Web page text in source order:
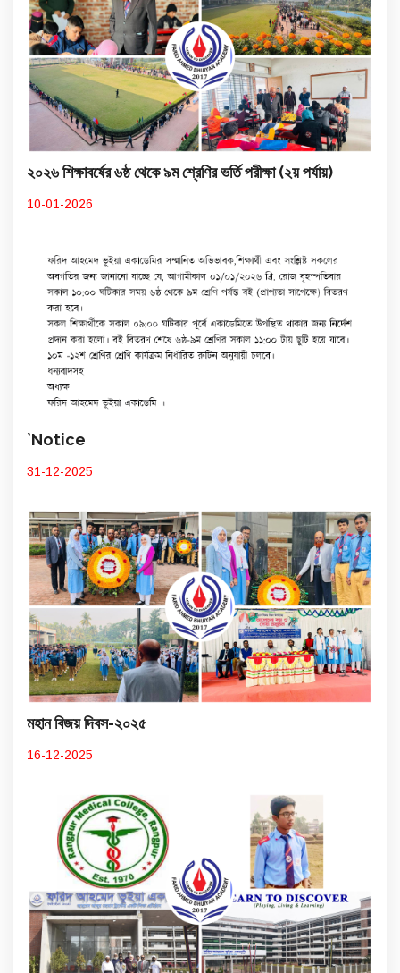
২০২৬ শিক্ষাবর্ষের ৬ষ্ঠ থেকে ৯ম শ্রেণির ভর্তি পরীক্ষা (২য় পর্যায়)
10-01-2026
`Notice
31-12-2025
মহান বিজয় দিবস-২০২৫
16-12-2025